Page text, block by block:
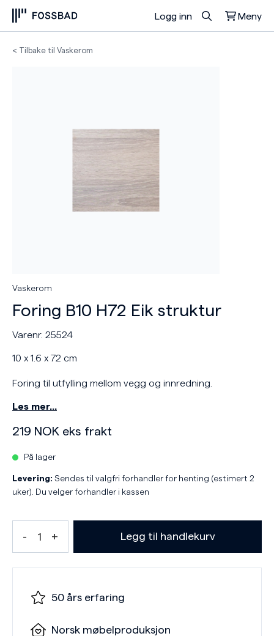
Logg inn Meny
Du har ingen produkter i handlekurven.
< Tilbake til Vaskerom
Vaskerom
Foring B10 H72 Eik struktur
Varenr. 25524
10 x 1.6 x 72 cm
Foring til utfylling mellom vegg og innredning.
Les mer…
219 NOK eks frakt
På lager
Levering: Sendes til valgfri forhandler for henting (estimert 2
uker). Du velger forhandler i kassen
Legg til handlekurv
50 års erfaring
Norsk møbelproduksjon